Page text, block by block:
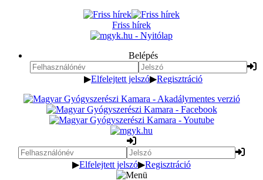
Friss hírek
Belépés
▶Elfelejtett jelszó▶Regisztráció
▶Elfelejtett jelszó▶Regisztráció